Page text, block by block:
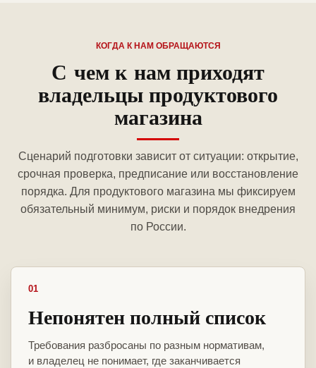
КОГДА К НАМ ОБРАЩАЮТСЯ
С чем к нам приходят
владельцы продуктового
магазина
Сценарий подготовки зависит от ситуации: открытие,
срочная проверка, предписание или восстановление
порядка. Для продуктового магазина мы фиксируем
обязательный минимум, риски и порядок внедрения
по России.
01
Непонятен полный список
Требования разбросаны по разным нормативам,
и владелец не понимает, где заканчивается